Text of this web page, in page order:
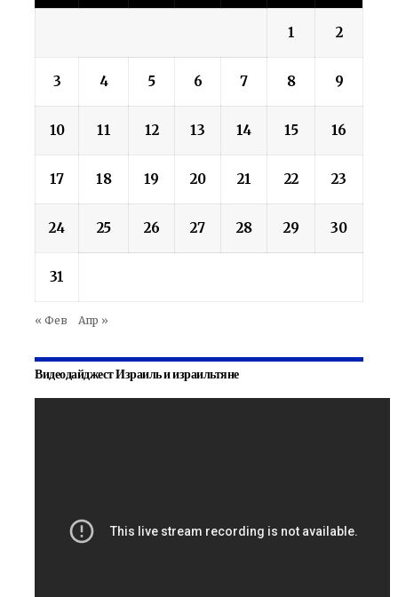
1 2
3 4 5 6 7 8 9
10 11 12 13 14 15 16
17 18 19 20 21 22 23
24 25 26 27 28 29 30
31
« Фев Апр »
Видеодайджест Израиль и израильтяне